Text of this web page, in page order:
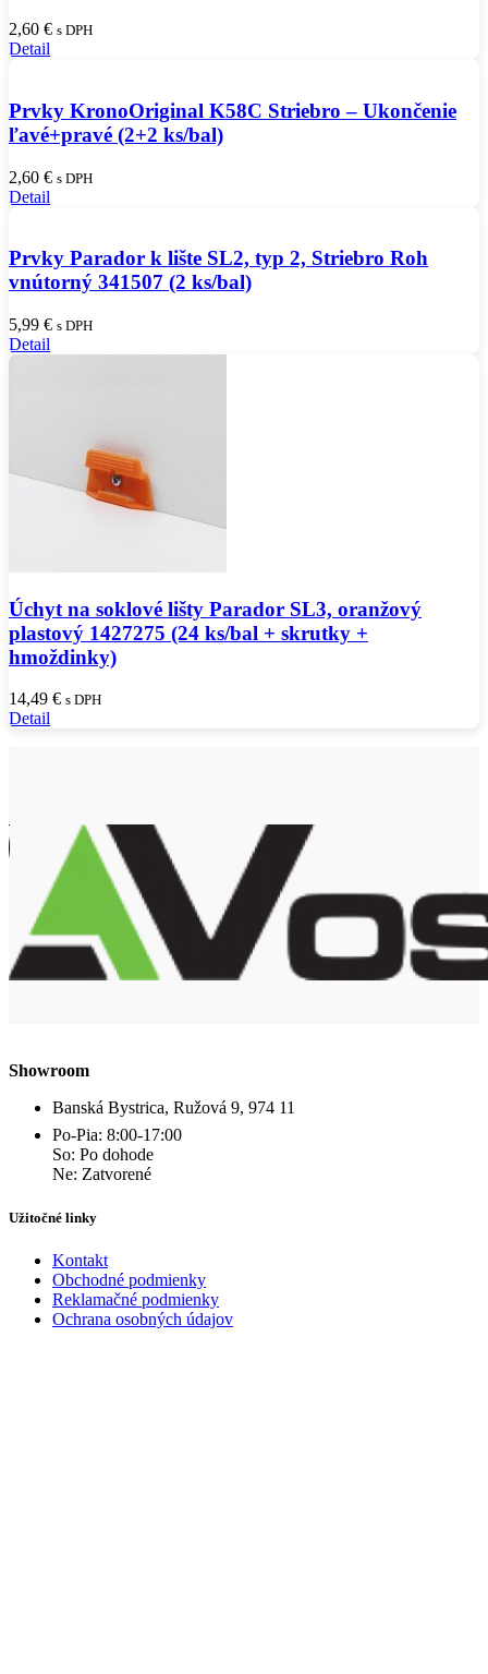
2,60 € s DPH
Detail
Prvky KronoOriginal K58C Striebro – Ukončenie
ľavé+pravé (2+2 ks/bal)
2,60 € s DPH
Detail
Prvky Parador k lište SL2, typ 2, Striebro Roh
vnútorný 341507 (2 ks/bal)
5,99 € s DPH
Detail
Úchyt na soklové lišty Parador SL3, oranžový
plastový 1427275 (24 ks/bal + skrutky +
hmoždinky)
14,49 € s DPH
Detail
Showroom
Banská Bystrica, Ružová 9, 974 11
Po-Pia: 8:00-17:00
So: Po dohode
Ne: Zatvorené
Užitočné linky
Kontakt
Obchodné podmienky
Reklamačné podmienky
Ochrana osobných údajov